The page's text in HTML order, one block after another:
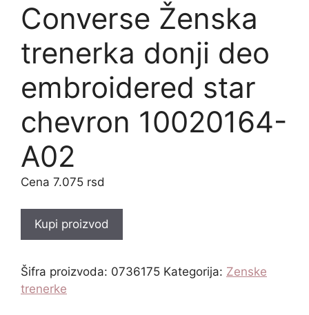
Converse Ženska
trenerka donji deo
embroidered star
chevron 10020164-
A02
7.075 rsd
Kupi proizvod
Šifra proizvoda: 0736175 Kategorija: Zenske
trenerke